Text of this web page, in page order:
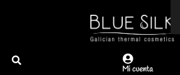
Mi cuenta